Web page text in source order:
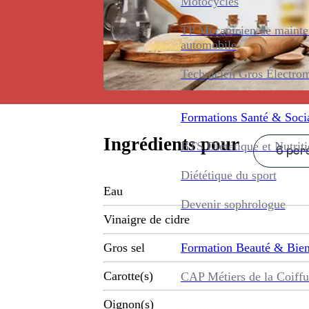
TP Mécanicien de
automobile
Technicien Gros
Formations Santé &
BTS Diététique et
Diététique du sport
Devenir sophrologue
Formation Beauté &
CAP Métiers de la
Ingrédients pour 6
Eau
Vinaigre de cidre
Gros sel
Carotte(s)
Oignon(s)